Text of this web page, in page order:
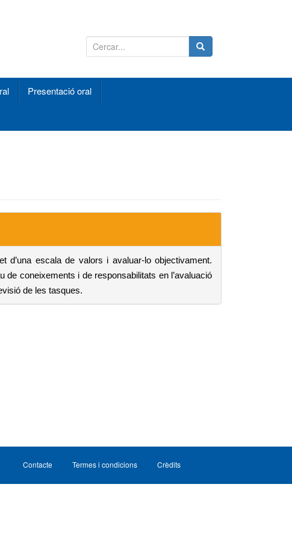
e
r
f
Presentació oral
escala de valors i avaluar-lo objectivament.
coneixements i de responsabilitats en l’avaluació
de les tasques.
Contacte Termes i condicions Crèdits